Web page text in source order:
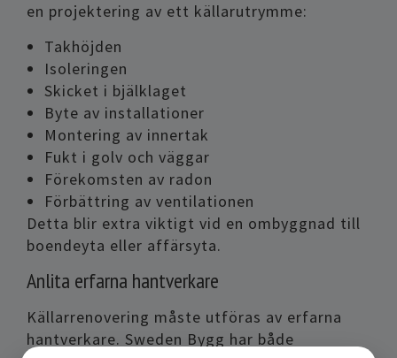
en projektering av ett källarutrymme:
Takhöjden
Isoleringen
Skicket i bjälklaget
Byte av installationer
Montering av innertak
Fukt i golv och väggar
Förekomsten av radon
Förbättring av ventilationen
Detta blir extra viktigt vid en ombyggnad till
boendeyta eller affärsyta.
Anlita erfarna hantverkare
Källarrenovering måste utföras av erfarna
hantverkare. Sweden Bygg har både